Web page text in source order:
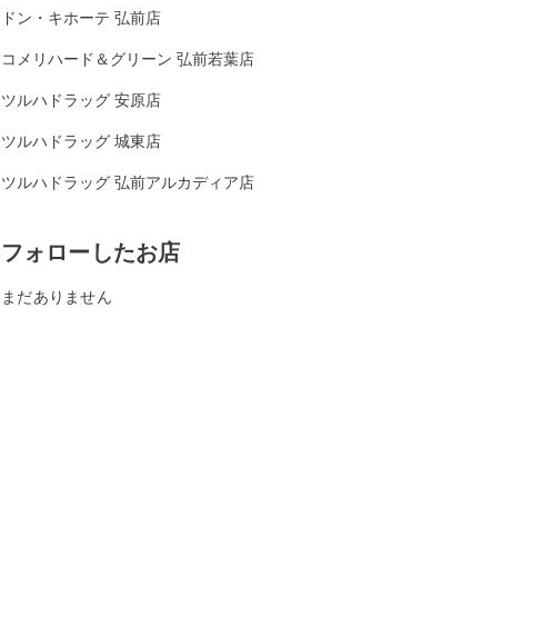
ドン・キホーテ 弘前店
コメリハード＆グリーン 弘前若葉店
ツルハドラッグ 安原店
ツルハドラッグ 城東店
ツルハドラッグ 弘前アルカディア店
フォローしたお店
まだありません